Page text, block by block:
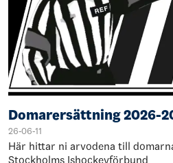
Domarersättning 2026-
26-06-11
Här hittar ni arvodena till
Stockholms Ishockeyförbund